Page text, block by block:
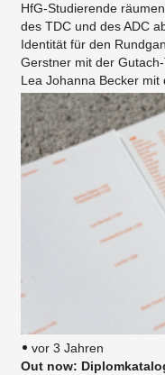
HfG-Studierende
des TDC und des ADC
Identität für den
Gerstner mit der
Lea Johanna Becker mit
vor 3 Jahren
Out now: